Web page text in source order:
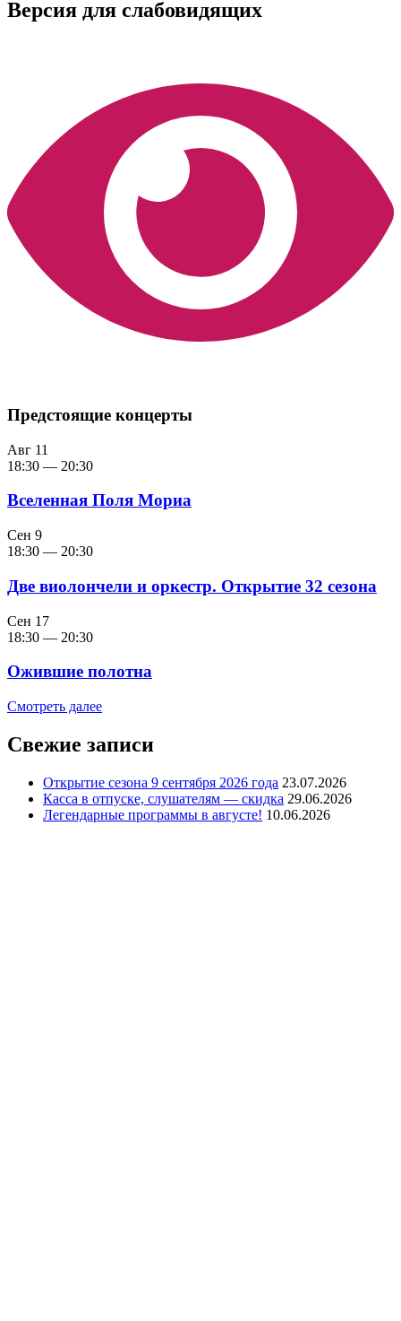
Версия для слабовидящих
Предстоящие концерты
Авг 11
18:30 — 20:30
Вселенная Поля Мориа
Сен 9
18:30 — 20:30
Две виолончели и оркестр. Открытие 32 сезона
Сен 17
18:30 — 20:30
Ожившие полотна
Смотреть далее
Свежие записи
Открытие сезона 9 сентября 2026 года 23.07.2026
Касса в отпуске, слушателям — скидка 29.06.2026
Легендарные программы в августе! 10.06.2026